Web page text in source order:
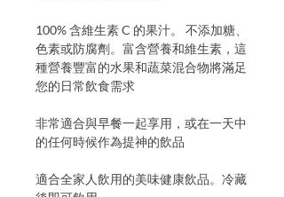
100% 含維生素 C 的果汁。 不添加糖、
色素或防腐劑。富含營養和維生素，這
種營養豐富的水果和蔬菜混合物將滿足
您的日常飲食需求
非常適合與早餐一起享用，或在一天中
的任何時候作為提神的飲品
適合全家人飲用的美味健康飲品。冷藏